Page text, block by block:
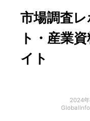
市場調査
ト・産業
イト
2024